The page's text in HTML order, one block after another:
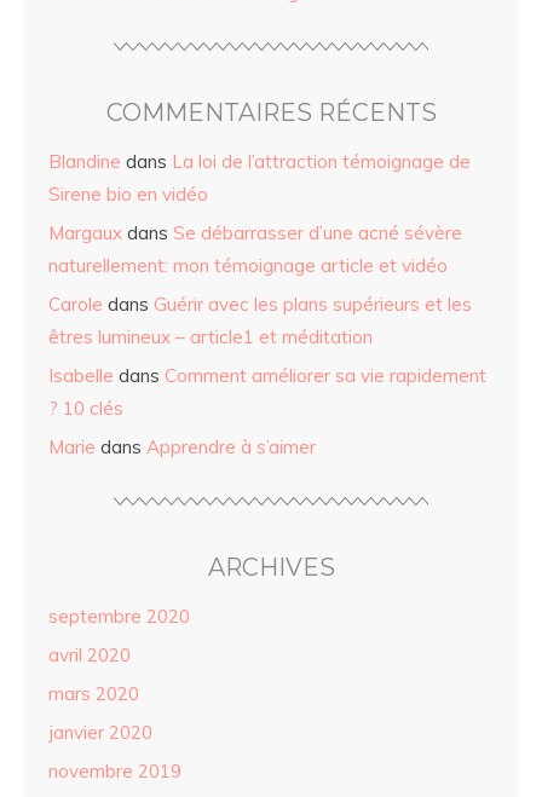
COMMENTAIRES RÉCENTS
Blandine dans La loi de l’attraction témoignage de
Sirene bio en vidéo
Margaux dans Se débarrasser d’une acné sévère
naturellement: mon témoignage article et vidéo
Carole dans Guérir avec les plans supérieurs et les
êtres lumineux – article1 et méditation
Isabelle dans Comment améliorer sa vie rapidement
? 10 clés
Marie dans Apprendre à s’aimer
ARCHIVES
septembre 2020
avril 2020
mars 2020
janvier 2020
novembre 2019